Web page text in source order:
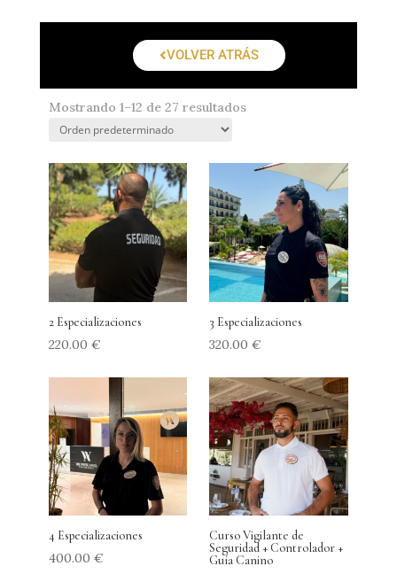
VOLVER ATRÁS
Mostrando 1–12 de 27 resultados
2 Especializaciones
220.00 €
3 Especializaciones
320.00€
4 Especializaciones
400.00 €
Curso Vigilante de
Seguridad + Controlador +
Guía Canino